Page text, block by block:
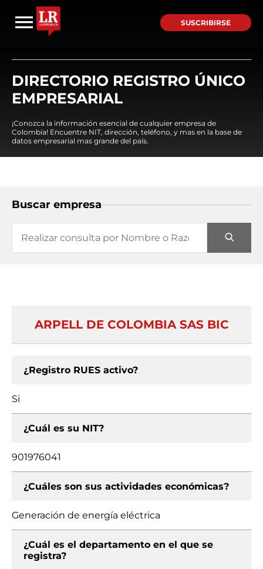
SUSCRIBIRSE
DIRECTORIO REGISTRO ÚNICO
EMPRESARIAL
¡Conozca la información esencial de cualquier empresa de
Colombia! Encuentre NIT, dirección, teléfono, y mas en la base de
datos empresarial mas grande del país.
Buscar empresa
ARPELL DE COLOMBIA SAS BIC
¿Registro RUES activo?
Si
¿Cuál es su NIT?
901976041
¿Cuáles son sus actividades económicas?
Generación de energía eléctrica
¿Cuál es el departamento en el que se
registra?